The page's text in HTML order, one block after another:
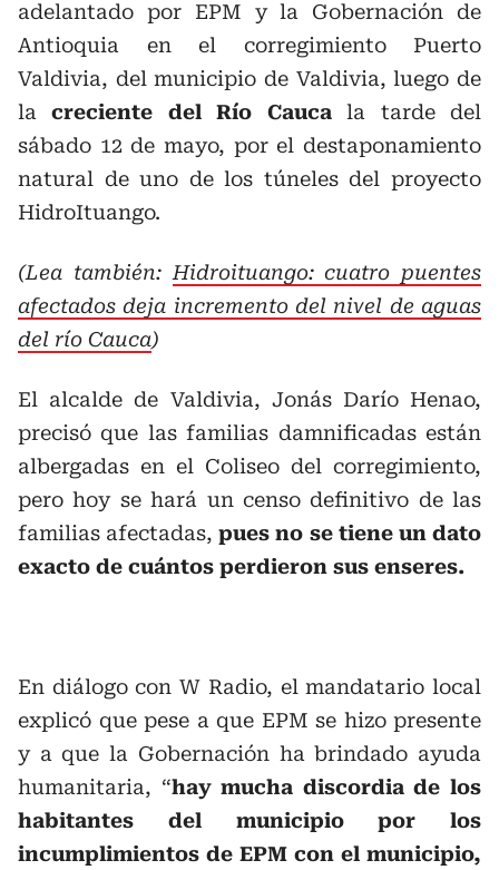
adelantado por EPM y la Gobernación de
Antioquia en el corregimiento Puerto
Valdivia, del municipio de Valdivia, luego de
la creciente del Río Caucala tarde del
sábado 12 de mayo, por el destaponamiento
natural de uno de los túneles del proyecto
HidroItuango.
(Lea también: Hidroituango: cuatro puentes
afectados deja incremento del nivel de aguas
del río Cauca)
El alcalde de Valdivia, Jonás Darío Henao,
precisó que las familias damnificadas están
albergadas en el Coliseo del corregimiento,
pero hoy se hará un censo definitivo de las
familias afectadas, pues no se tiene un dato
exacto de cuántos perdieron sus enseres.
En diálogo con W Radio, el mandatario local
explicó que pese a que EPM se hizo presente
y a que la Gobernación ha brindado ayuda
humanitaria, “hay mucha discordia de los
habitantes del municipio por los
incumplimientos de EPM con el municipio,